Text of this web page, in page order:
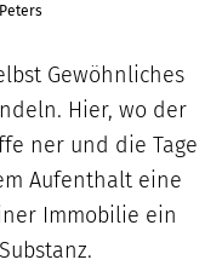
Gewöhnliches
Hier, wo der
ner und die Tage
Aufenthalt eine
Immobilie ein